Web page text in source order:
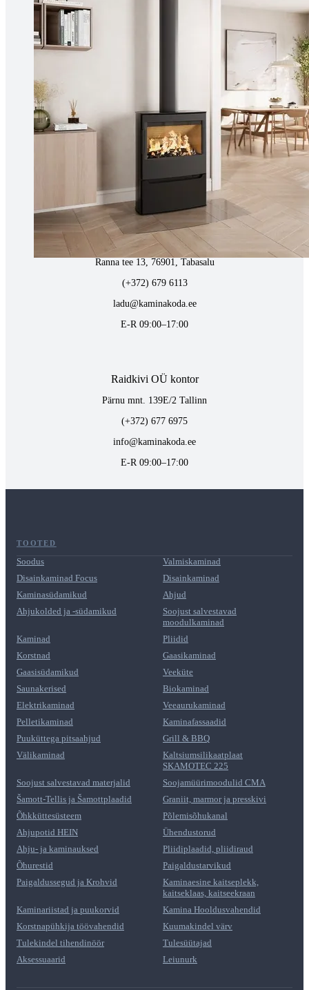
Tähe 127E, Tartu
(+372) 747 7107
E-R 09:00–17:00
Tabasalus kamina ladu
Ranna tee 13, 76901, Tabasalu
(+372) 679 6113
ladu@kaminakoda.ee
E-R 09:00–17:00
Raidkivi OÜ kontor
Pärnu mnt. 139E/2 Tallinn
(+372) 677 6975
info@kaminakoda.ee
E-R 09:00–17:00
TOOTED
Soodus
Valmiskaminad
Disainkaminad Focus
Disainkaminad
Kaminasüdamikud
Ahjud
Ahjukolded ja -südamikud
Soojust salvestavad
moodulkaminad
Kaminad
Pliidid
Korstnad
Gaasikaminad
Gaasisüdamikud
Veeküte
Saunakerised
Biokaminad
Elektrikaminad
Veeaurukaminad
Pelletikaminad
Kaminafassaadid
Puuküttega pitsaahjud
Grill & BBQ
Välikaminad
Kaltsiumsilikaatplaat
SKAMOTEC 225
Soojust salvestavad materjalid
Soojamüürimoodulid CMA
Šamott-Tellis ja Šamottplaadid
Graniit, marmor ja presskivi
Õhkküttesüsteem
Põlemisõhukanal
Ahjupotid HEIN
Ühendustorud
Ahju- ja kaminauksed
Pliidiplaadid, pliidiraud
Õhurestid
Paigaldustarvikud
Paigaldussegud ja Krohvid
Kaminaesine kaitseplekk,
kaitseklaas, kaitseekraan
Kaminariistad ja puukorvid
Kamina Hooldusvahendid
Korstnapühkija töövahendid
Kuumakindel värv
Tulekindel tihendinöör
Tulesüütajad
Aksessuaarid
Leiunurk